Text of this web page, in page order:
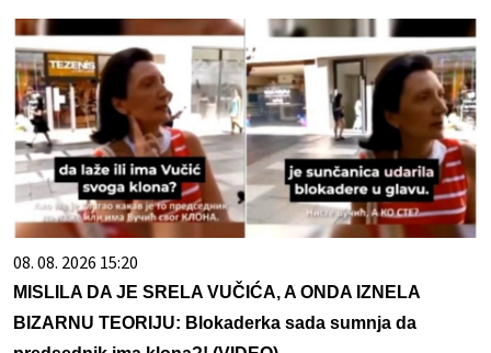
08. 08. 2026 15:20
MISLILA DA JE SRELA VUČIĆA, A ONDA IZNELA
BIZARNU TEORIJU: Blokaderka sada sumnja da